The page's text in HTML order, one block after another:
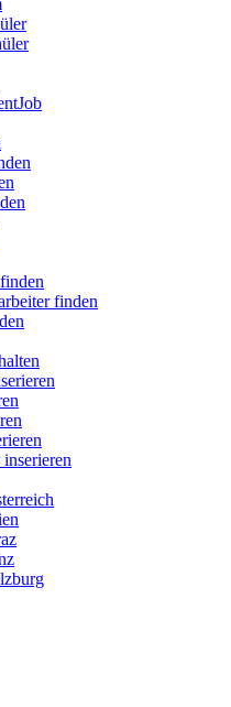
finden